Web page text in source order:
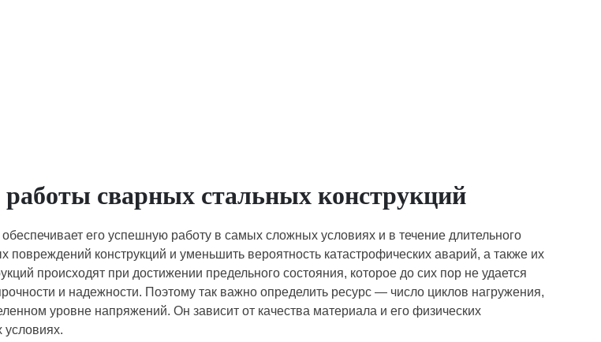
сварных стальных конструкций
его успешную работу в самых сложных условиях и в течение длительного
конструкций и уменьшить вероятность катастрофических аварий, а также их
происходят при достижении предельного состояния, которое до сих пор не удается
и надежности. Поэтому так важно определить ресурс — число циклов нагружения,
уровне напряжений. Он зависит от качества материала и его физических
условиях.